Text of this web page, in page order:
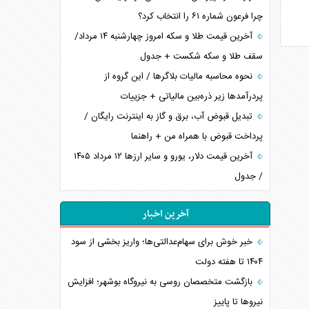
چرا فرعون شماره ۶۱ را انتخاب کرد؟
آخرین قیمت طلا و سکه امروز چهارشنبه ۱۴ مرداد/
سقف طلا و سکه شکست + جدول
نحوه محاسبه مالیات بلاگر‌ها / این گروه از
پردرآمد‌ها زیر ذره‌بین مالیاتی + جزییات
تبدیل قبوض آب، برق و گاز به اینترنت رایگان /
پرداخت قبوض با همراه من + راهنما
آخرین قیمت دلار، یورو و سایر ارز‌ها ۱۲ مرداد ۱۴۰۵
/ جدول
آخرین اخبار
خبر خوش برای سهام‌عدالتی‌ها؛ واریز بخشی از سود
۱۴۰۴ تا هفته دولت
بازگشت متخصصان روسی به نیروگاه بوشهر؛ افزایش
نیروها تا پاییز